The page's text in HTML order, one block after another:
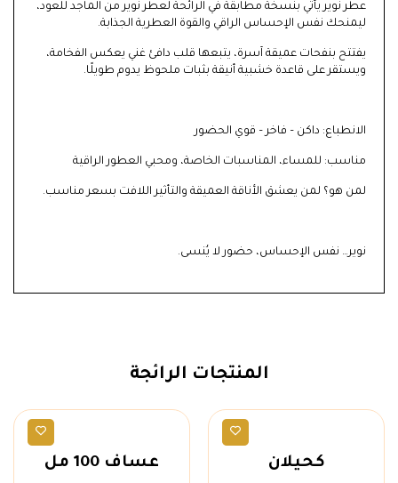
عطر نوير يأتي بنسخة مطابقة في الرائحة لعطر نوير من الماجد للعود،
ليمنحك نفس الإحساس الراقي والقوة العطرية الجذابة.
يفتتح بنفحات عميقة آسرة، يتبعها قلب دافئ غني يعكس الفخامة،
ويستقر على قاعدة خشبية أنيقة بثبات ملحوظ يدوم طويلًا.
الانطباع: داكن – فاخر – قوي الحضور
مناسب: للمساء، المناسبات الخاصة، ومحبي العطور الراقية
لمن هو؟ لمن يعشق الأناقة العميقة والتأثير اللافت بسعر مناسب.
نوير… نفس الإحساس، حضور لا يُنسى.
المنتجات الرائجة
كحيلان عساف 100 مل